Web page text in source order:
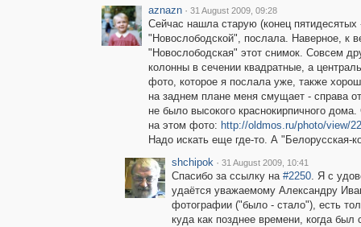
aznazn · 31 August 2009, 09:28
Сейчас нашла старую (конец
"Новослободской", послала. Наверное, к
"Новослободская" этот снимок. Совсем
колонны в сечении квадратные, а
фото, которое я послала уже, также
на заднем плане меня смущает - справа
не было высокого краснокирпичного
на этом фото: http://oldmos.ru/photo/view/
Надо искать еще где-то. А "Белорусская-
shchipok · 31 August 2009, 10:41
Спасибо за ссылку на #2250. Я с
удаётся уважаемому Александру
фотографии ("было - стало"), есть
куда как позднее времени, когда